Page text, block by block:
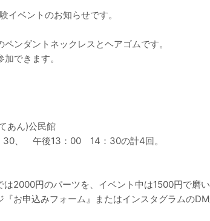
イベントのお知らせです。
ンダントネックレスとヘアゴムです。
できます。
ん)公民館
、 午後13：00 14：30の計4回。
2000円のパーツを、イベント中は1500円で磨い
お申込みフォーム』またはインスタグラムのDM